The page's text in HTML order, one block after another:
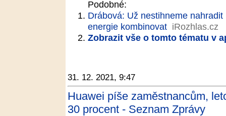
Podobné:
Drábová: Už nestihneme
energie kombinovat iRozhlas.cz
Zobrazit vše o tomto tématu v
31. 12. 2021, 9:47
Huawei píše zaměstnancům,
30 procent - Seznam Zprávy